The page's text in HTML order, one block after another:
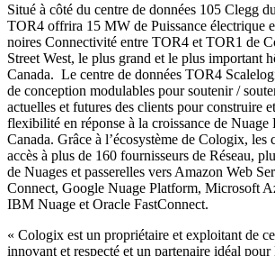
Situé à côté du centre de données 105 Clegg
TOR4 offrira 15 MW de Puissance électrique
noires Connectivité entre TOR4 et TOR1 de
Street West, le plus grand et le plus important
Canada. Le centre de données TOR4
de conception modulables pour soutenir /
actuelles et futures des clients pour construire
flexibilité en réponse à la croissance de Nuage
Canada. Grâce à l’écosystème de Cologix, les
accès à plus de 160 fournisseurs de Réseau,
de Nuages et passerelles vers Amazon Web
Connect, Google Nuage Platform, Microsoft
IBM Nuage et Oracle FastConnect.
« Cologix est un propriétaire et exploitant de
innovant et respecté et un partenaire idéal